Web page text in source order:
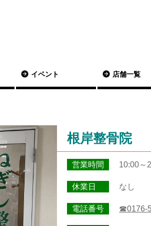
イベント 店舗一覧
根岸整骨院
営業時間 10:00～
休業日 なし
電話番号 ☎0176-